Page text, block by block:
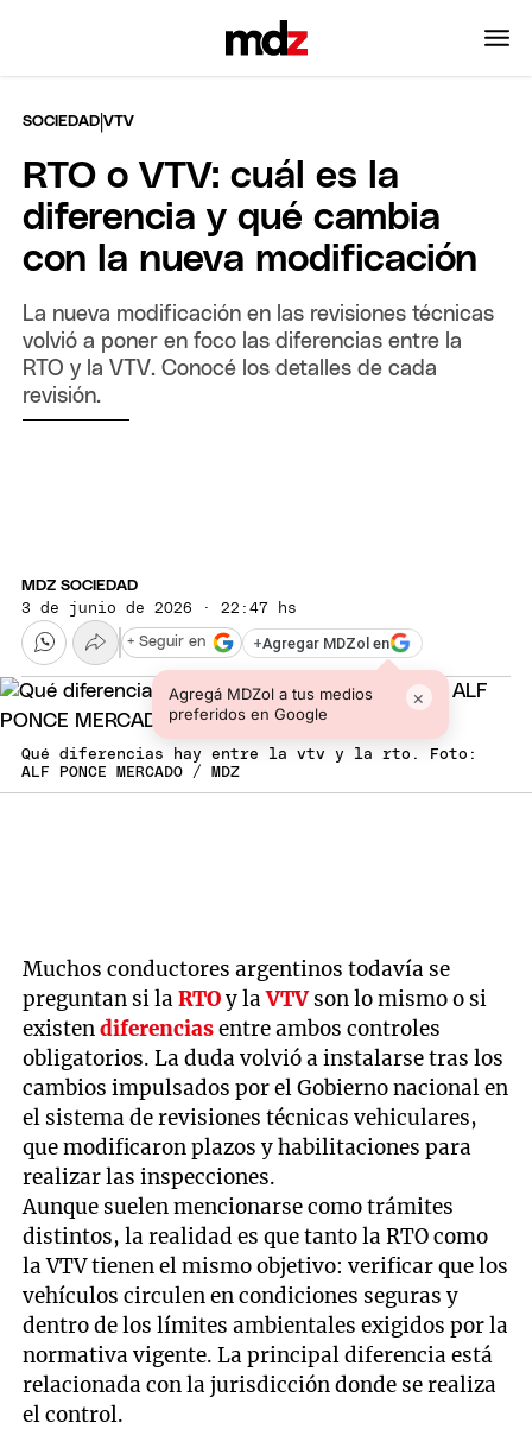
SOCIEDAD |VTV
RTO o VTV: cuál es la
diferencia y qué cambia
con la nueva modificación
La nueva modificación en las revisiones técnicas
volvió a poner en foco las diferencias entre la
RTO y la VTV. Conocé los detalles de cada
revisión.
MDZ SOCIEDAD
3 de junio de 2026 · 22:47 hs
+Agregar MDZol en
Agregá MDZol a tus medios
preferidos en Google
×
+ Seguir en
Qué diferencias hay entre la vtv y la rto. Foto:
ALF PONCE MERCADO / MDZ
Muchos conductores argentinos todavía se
preguntan si la RTOy laVTVson lo mismo o si
existendiferenciasentre ambos controles
obligatorios. La duda volvió a instalarse tras los
cambios impulsados por el Gobierno nacional en
el sistema de revisiones técnicas vehiculares,
que modificaron plazos y habilitaciones para
realizar las inspecciones.
Aunque suelen mencionarse como trámites
distintos, la realidad es que tanto la RTO como
la VTV tienen el mismo objetivo: verificar que los
vehículos circulen en condiciones seguras y
dentro de los límites ambientales exigidos por la
normativa vigente. La principal diferencia está
relacionada con la jurisdicción donde se realiza
el control.